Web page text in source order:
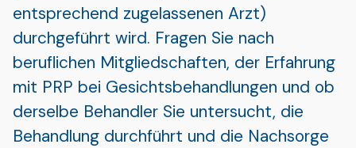
entsprechend zugelassenen Arzt)
durchgeführt wird. Fragen Sie nach
beruflichen Mitgliedschaften, der Erfahrung
mit PRP bei Gesichtsbehandlungen und ob
derselbe Behandler Sie untersucht, die
Behandlung durchführt und die Nachsorge